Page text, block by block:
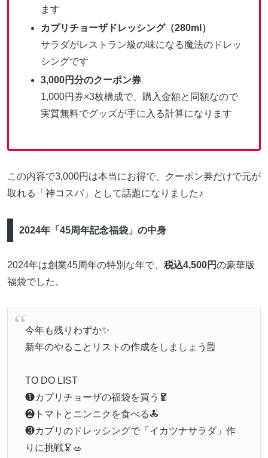
ます
カプリチョーザドレッシング（280ml）
サラダがレストラン級の味になる魔法のドレッ
シングです
3,000円分のクーポン券
1,000円券×3枚構成で、購入金額と同額なので
実質無料でグッズが手に入る計算になります
この内容で3,000円は本当にお得で、クーポン券だけで元が
取れる「神コスパ」として話題になりました♪
2024年「45周年記念福袋」の中身
2024年は創業45周年の特別な年で、 税込4,500円の豪華版
福袋でした。
今年も残りわずか✨
新年のやることリストの作成をしましょう🗒
TO DO LIST
❶カプリチョーザの福袋を買う🧧
❷トマトとニンニクを食べる🍝
❸カプリのドレッシングで「イカツナサラダ」作
りに挑戦🦑🥗